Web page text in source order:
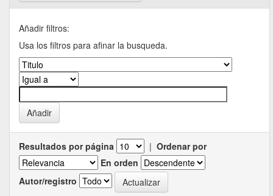
Añadir filtros:
Usa los filtros para afinar la busqueda.
Resultados por página | Ordenar por
En orden
Autor/registro